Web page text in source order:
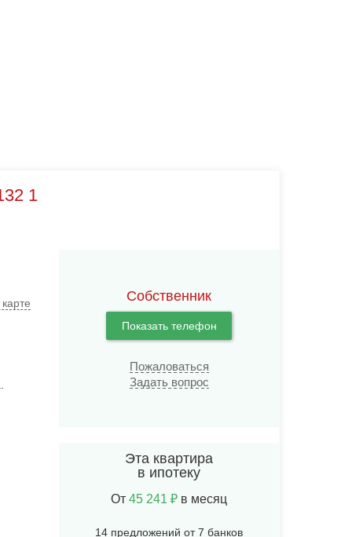
1
Собственник
Показать телефон
Пожаловаться
Задать вопрос
Эта квартира
в ипотеку
От 45 241 ₽ в месяц
14 предложений от 7 банков